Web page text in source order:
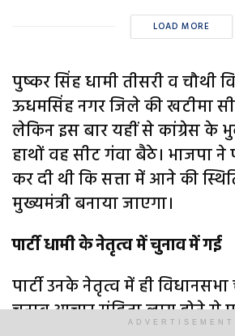
LOAD MORE
पुष्कर सिंह धामी तीसरी व चौथी
ऊधमसिंह नगर जिले की खटीमा
लेकिन इस बार यहीं से कांग्रेस के
हाथों वह सीट गंवा बैठे। भाजपा
कर दी थी कि सत्ता में आने की
मुख्यमंत्री बनाया जाएगा।
पार्टी धामी के नेतृत्व में चुनाव में गई
पार्टी उनके नेतृत्व में ही
चुनाव आचार संहिता लागू होने से
ADVERTISEMENT